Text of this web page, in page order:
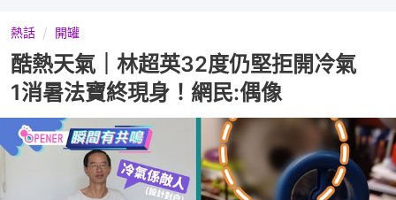
熱話 開罐
酷熱天氣｜林超英32度仍堅拒開冷氣
1消暑法寶終現身！網民:偶像